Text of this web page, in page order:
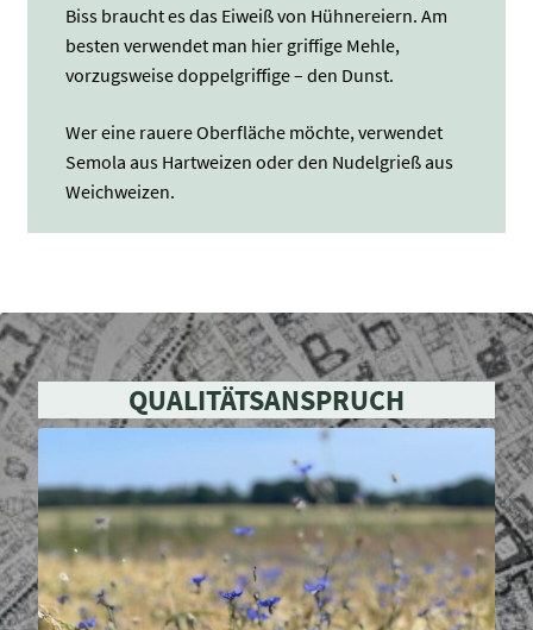
Biss braucht es das Eiweiß von Hühnereiern. Am
besten verwendet man hier griffige Mehle,
vorzugsweise doppelgriffige – den Dunst.
Wer eine rauere Oberfläche möchte, verwendet
Semola aus Hartweizen oder den Nudelgrieß aus
Weichweizen.
QUALITÄTSANSPRUCH